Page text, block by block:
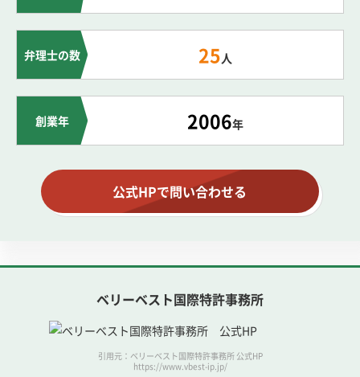
弁理士の数 25人
創業年 2006年
公式HPで問い合わせる
ベリーベスト国際特許事務所
引用元：ベリーベスト国際特許事務所 公式HP
https://www.vbest-ip.jp/